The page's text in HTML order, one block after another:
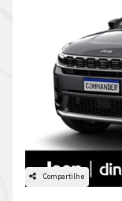
Compartilhe